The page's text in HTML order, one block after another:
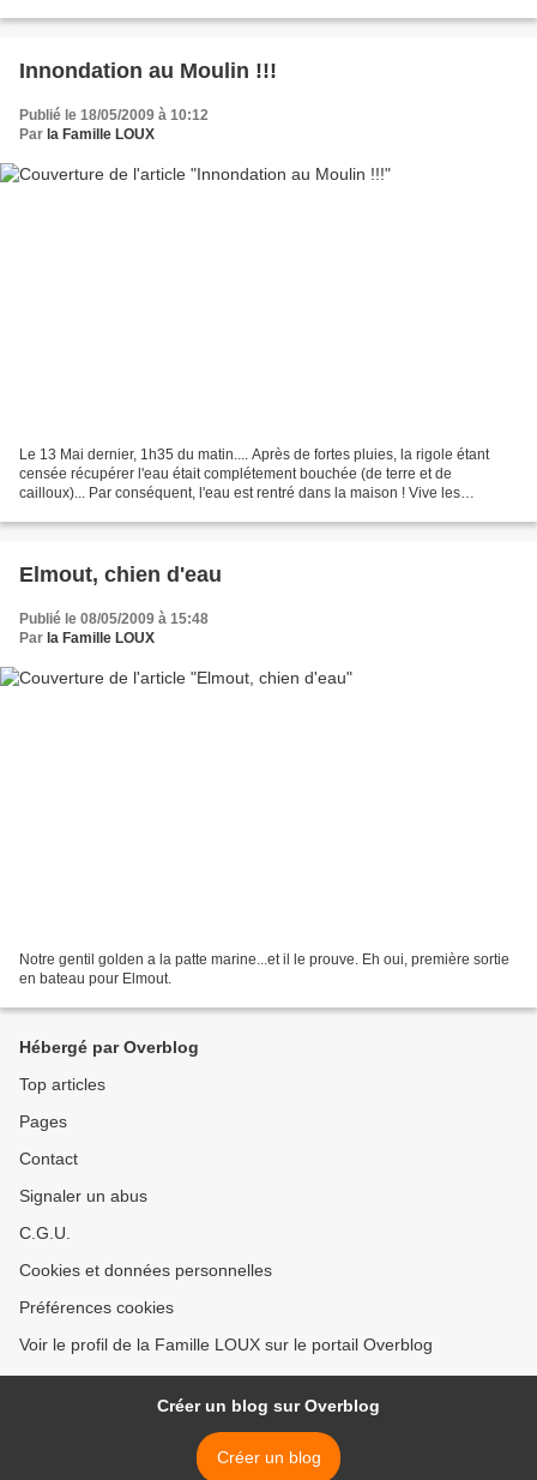
Innondation au Moulin !!!
Publié le 18/05/2009 à 10:12
Par la Famille LOUX
Le 13 Mai dernier, 1h35 du matin.... Après de fortes pluies, la rigole étant
censée récupérer l'eau était complétement bouchée (de terre et de
cailloux)... Par conséquent, l'eau est rentré dans la maison ! Vive les
Elmout, chien d'eau
Publié le 08/05/2009 à 15:48
Par la Famille LOUX
Notre gentil golden a la patte marine...et il le prouve. Eh oui, première sortie
en bateau pour Elmout.
Hébergé par Overblog
Top articles
Pages
Contact
Signaler un abus
C.G.U.
Cookies et données personnelles
Préférences cookies
Voir le profil de la Famille LOUX sur le portail Overblog
Créer un blog sur Overblog
Créer un blog